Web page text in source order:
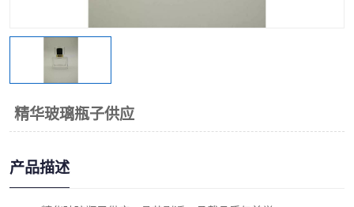
精华玻璃瓶子供应
产品描述